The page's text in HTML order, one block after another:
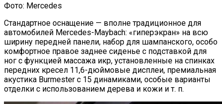
Фото: Mercedes
Стандартное оснащение — вполне традиционное для
автомобилей Mercedes-Maybach: «гиперэкран» на всю
ширину передней панели, набор для шампанского, особо
комфортное правое заднее сиденье с подставкой для
ног с функцией массажа икр, установленные на спинках
передних кресел 11,6-дюймовые дисплеи, премиальная
акустика Burmester с 15 динамиками, особые варианты
отделки с использованием дерева и кожи и т. п.